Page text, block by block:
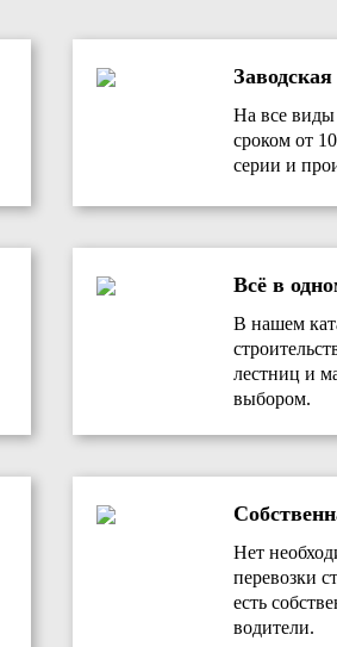
На все виды
сроком от
серии и
Всё в
В нашем
лестниц и
выбором.
Нет
перевозки
есть
водители.